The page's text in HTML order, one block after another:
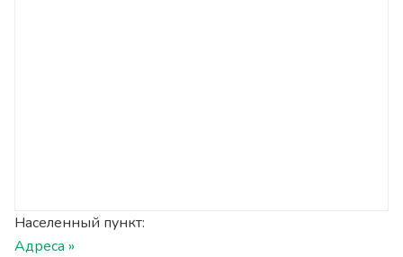
Населенный пункт:
Адреса »